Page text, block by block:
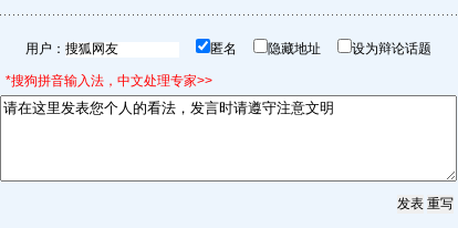
用户： 匿名 隐藏地址 设为辩论话题
*搜狗拼音输入法，中文处理专家>>